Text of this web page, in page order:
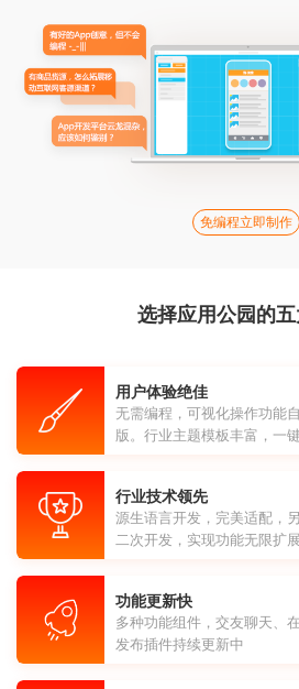
免编程立即制作
选择应用公园的
用户体验绝佳
无需编程，可视化操作功能
版。行业主题模板丰富，一
行业技术领先
源生语言开发，完美适配，
二次开发，实现功能无限扩展
功能更新快
多种功能组件，交友聊天、
发布插件持续更新中